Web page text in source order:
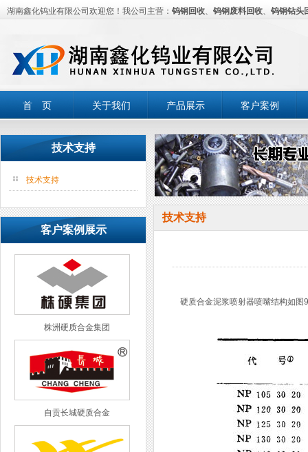
湖南鑫化钨业有限公司欢迎您！我公司主营： 钨钢回收、 钨钢废料回收、 钨钢钻头
首 页 关于我们 产品展示 客户案例
技术支持
技术支持
客户案例展示
株洲硬质合金集团
自贡长城硬质合金
技术支持
硬质合金泥浆喷射器喷嘴结构如图